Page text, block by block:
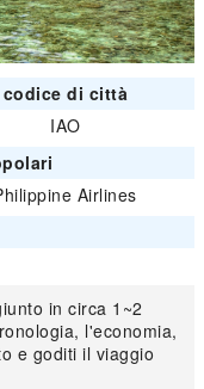
codice di città
IAO
Airlines
in circa 1~2
l'economia,
e goditi il viaggio